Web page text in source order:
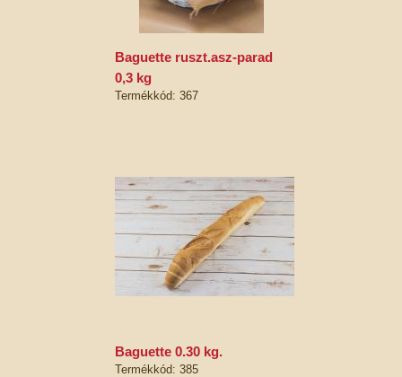
baguette ruszt.asz-parad
0,3 kg
Termékkód: 367
baguette 0.30 kg.
Termékkód: 385